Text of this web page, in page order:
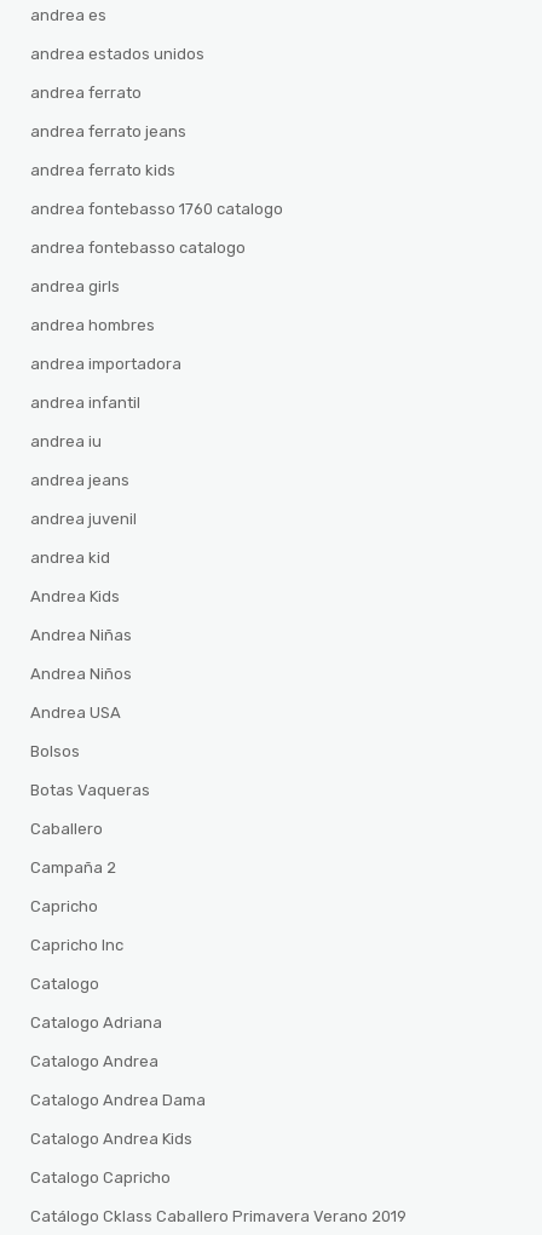
andrea es
andrea estados unidos
andrea ferrato
andrea ferrato jeans
andrea ferrato kids
andrea fontebasso 1760 catalogo
andrea fontebasso catalogo
andrea girls
andrea hombres
andrea importadora
andrea infantil
andrea iu
andrea jeans
andrea juvenil
andrea kid
Andrea Kids
Andrea Niñas
Andrea Niños
Andrea USA
Bolsos
Botas Vaqueras
Caballero
Campaña 2
Capricho
Capricho Inc
Catalogo
Catalogo Adriana
Catalogo Andrea
Catalogo Andrea Dama
Catalogo Andrea Kids
Catalogo Capricho
Catálogo Cklass Caballero Primavera Verano 2019